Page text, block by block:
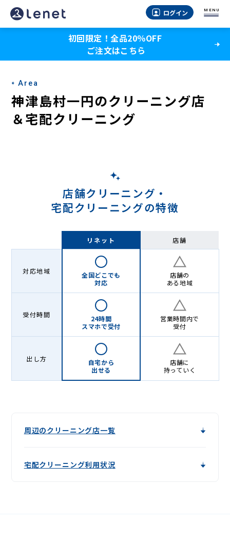
神
津
村
一
円
の
ン
ッ
ト〉
ログイン MENU
初回限定！全品20％OFF
ご注文はこちら
Area
神津島村一円のクリーニング店
＆宅配クリーニング
店舗クリーニング・
宅配クリーニングの特徴
リネット 店舗
対応地域
全国どこでも
対応
店舗の
ある地域
受付時間
24時間
スマホで受付
営業時間内で
受付
出し方
自宅から
出せる
店舗に
持っていく
周辺のクリーニング店一覧
宅配クリーニング利用状況